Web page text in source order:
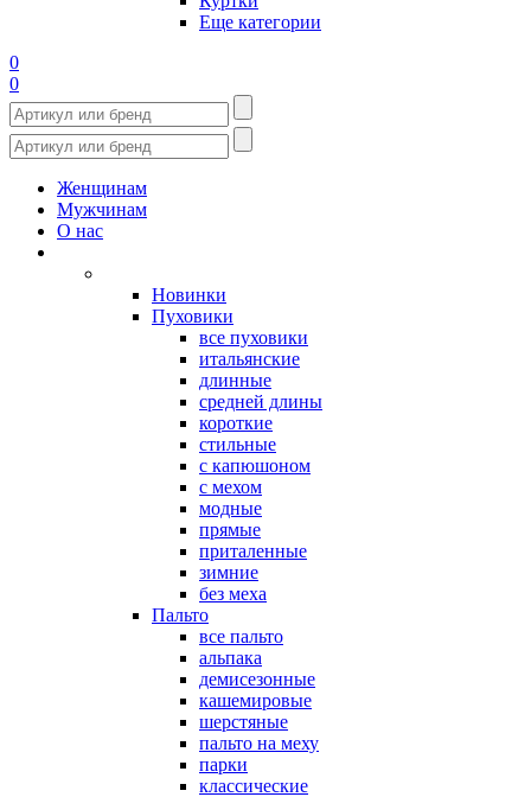
Еще категории
0
0
Женщинам
Мужчинам
О нас
Новинки
Пуховики
все пуховики
итальянские
длинные
средней длины
короткие
стильные
с капюшоном
с мехом
модные
прямые
приталенные
зимние
без меха
Пальто
все пальто
альпака
демисезонные
кашемировые
шерстяные
пальто на меху
парки
классические